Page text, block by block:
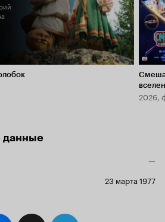
2026,
данные
—
23 марта 1977